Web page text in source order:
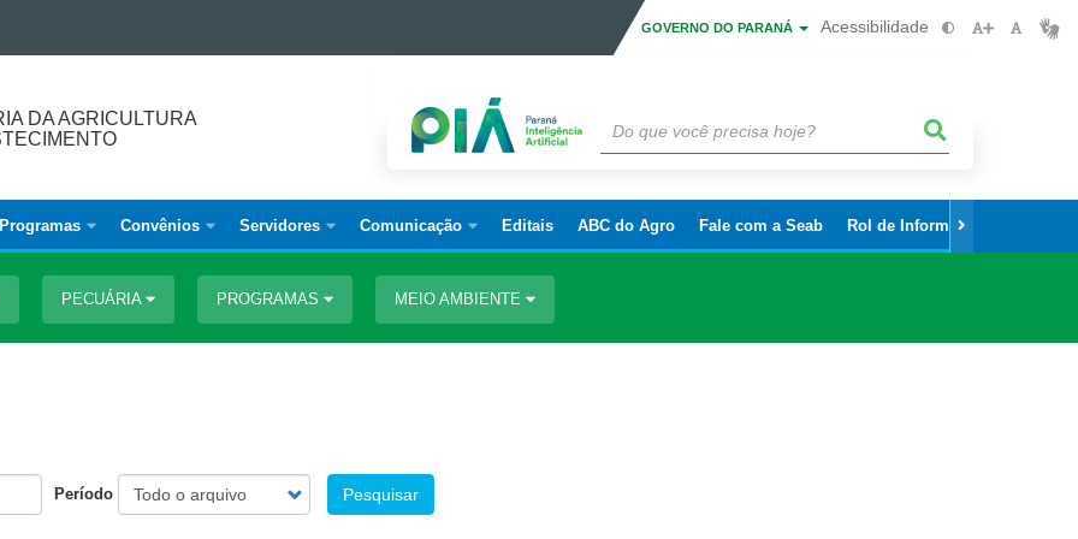
GOVERNO DO PARANÁ Acessibilidade
DA AGRICULTURA
Programas Convênios Servidores Comunicação Editais ABC do Agro Fale com a Seab Rol de Informações Sigilosas
PECUÁRIA PROGRAMAS MEIO AMBIENTE
Período Pesquisar